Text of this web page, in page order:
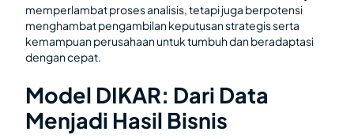
memperlambat proses analisis, tetapi juga berpotensi
menghambat pengambilan keputusan strategis serta
kemampuan perusahaan untuk tumbuh dan beradaptasi
dengan cepat.
Model DIKAR: Dari Data
Menjadi Hasil Bisnis